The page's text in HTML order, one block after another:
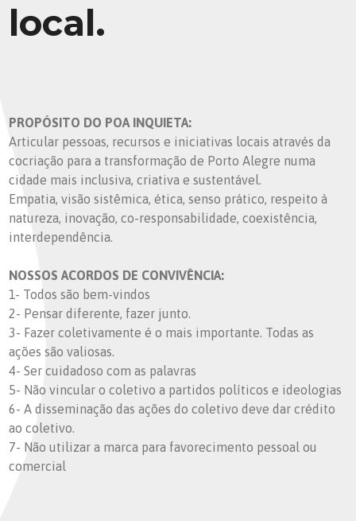
local.
PROPÓSITO DO POA INQUIETA:
Articular pessoas, recursos e iniciativas locais através da
cocriação para a transformação de Porto Alegre numa
cidade mais inclusiva, criativa e sustentável.
Empatia, visão sistêmica, ética, senso prático, respeito à
natureza, inovação, co-responsabilidade, coexistência,
interdependência.
NOSSOS ACORDOS DE CONVIVÊNCIA:
1- Todos são bem-vindos
2- Pensar diferente, fazer junto.
3- Fazer coletivamente é o mais importante. Todas as
ações são valiosas.
4- Ser cuidadoso com as palavras
5- Não vincular o coletivo a partidos políticos e ideologias
6- A disseminação das ações do coletivo deve dar crédito
ao coletivo.
7- Não utilizar a marca para favorecimento pessoal ou
comercial